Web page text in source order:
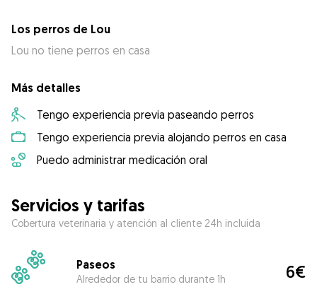
Los perros de Lou
Lou no tiene perros en casa
Más detalles
Tengo experiencia previa paseando perros
Tengo experiencia previa alojando perros en casa
Puedo administrar medicación oral
Servicios y tarifas
Cobertura veterinaria y atención al cliente 24h incluida
Paseos
Alrededor de tu barrio durante 1h 6€